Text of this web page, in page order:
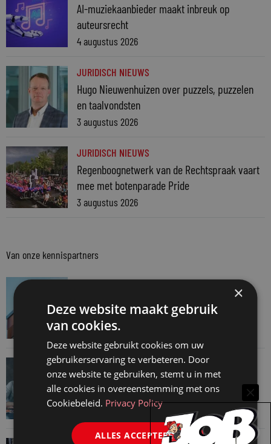
AI-muziekaanbieder maakt inbreuk op
auteursrecht
4 augustus 2026
JURIDISCH NIEUWS
Hugo Nieuwenhuizen over puzzels, puzzelen
en taalvondsten
3 augustus 2026
JURIDISCH NIEUWS
Regenboognetwerk van de Rechtspraak vaart
mee met botenparade Pride
3 augustus 2026
Van onze kennispartners
VAN ONZE KENNISPARTNERS
Van praktijk naar bewijs: hoe onderbouw je
keuzes tijdens een Wwft-audit?
7 augustus 2026
VAN ONZE KENNISPARTNERS
Werkdruk zegt meer dan urennormen
7 augustus 2026
×
Deze website maakt gebruik
van cookies.
Deze website gebruikt cookies om uw
gebruikerservaring te verbeteren. Door
onze website te gebruiken, stemt u in met
alle cookies in overeenstemming met ons
Cookiebeleid. Privacy Policy
ALLES ACCEPTEREN